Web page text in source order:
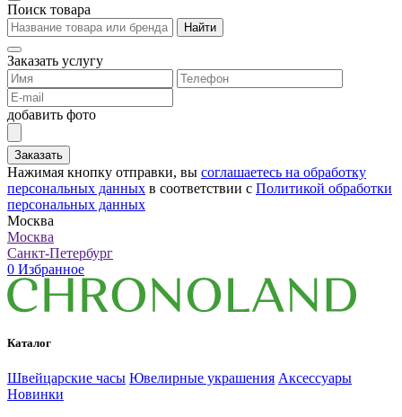
Поиск товара
Найти
Заказать услугу
добавить фото
Заказать
Нажимая кнопку отправки, вы соглашаетесь на обработку
персональных данных в соответствии с Политикой обработки
персональных данных
Москва
Москва
Санкт-Петербург
0 Избранное
Каталог
Швейцарские часы Ювелирные украшения Аксессуары
Новинки